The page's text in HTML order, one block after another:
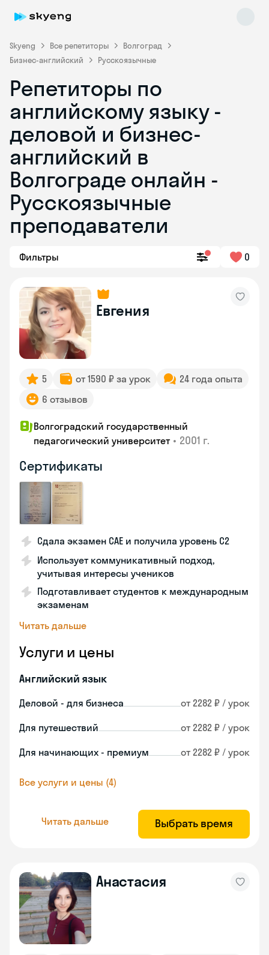
Skyeng Все репетиторы
Волгоград
Бизнес-английский
Русскоязычные
Репетиторы по
английскому языку -
деловой и бизнес-
английский в
Волгограде онлайн -
Русскоязычные
преподаватели
Фильтры 0
Евгения
5 от 1590 ₽ за урок
24 года опыта
6 отзывов
Волгоградский государственный
педагогический университет • 2001 г.
Сертификаты
Сдала экзамен CAE и получила уровень С2
Использует коммуникативный подход,
учитывая интересы учеников
Подготавливает студентов к международным
экзаменам
Читать дальше
Услуги и цены
Английский язык
Деловой - для бизнеса от 2282 ₽ / урок
Для путешествий от 2282 ₽ / урок
Для начинающих - премиум от 2282 ₽ / урок
Все услуги и цены (4)
Читать дальше Выбрать время
Анастасия
Skyeng Chat